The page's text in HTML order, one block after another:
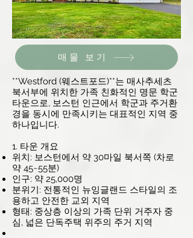
매물 보기
**Westford (웨스트포드)**는 매사추세츠
북서부에 위치한 가족 친화적인 명문 학군
타운으로, 보스턴 인근에서 학군과 주거환
경을 동시에 만족시키는 대표적인 지역 중
하나입니다.
1. 타운 개요
위치: 보스턴에서 약 30마일 북서쪽 (차로
약 45~55분)
인구: 약 25,000명
분위기: 전통적인 뉴잉글랜드 스타일의 조
용하고 안전한 교외 지역
형태: 중상층 이상의 가족 단위 거주자 중
심, 넓은 단독주택 위주의 주거 지역